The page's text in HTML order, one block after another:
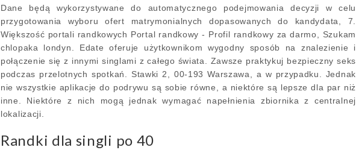
Dane będą wykorzystywane do automatycznego podejmowania decyzji w celu
przygotowania wyboru ofert matrymonialnych dopasowanych do kandydata, 7.
Większość portali randkowych Portal randkowy - Profil randkowy za darmo, Szukam
chlopaka londyn. Edate oferuje użytkownikom wygodny sposób na znalezienie i
połączenie się z innymi singlami z całego świata. Zawsze praktykuj bezpieczny seks
podczas przelotnych spotkań. Stawki 2, 00-193 Warszawa, a w przypadku. Jednak
nie wszystkie aplikacje do podrywu są sobie równe, a niektóre są lepsze dla par niż
inne. Niektóre z nich mogą jednak wymagać napełnienia zbiornika z centralnej
lokalizacji.
Randki dla singli po 40